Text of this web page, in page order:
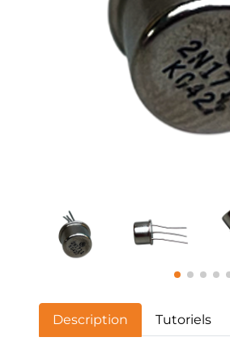
Description Tutoriels